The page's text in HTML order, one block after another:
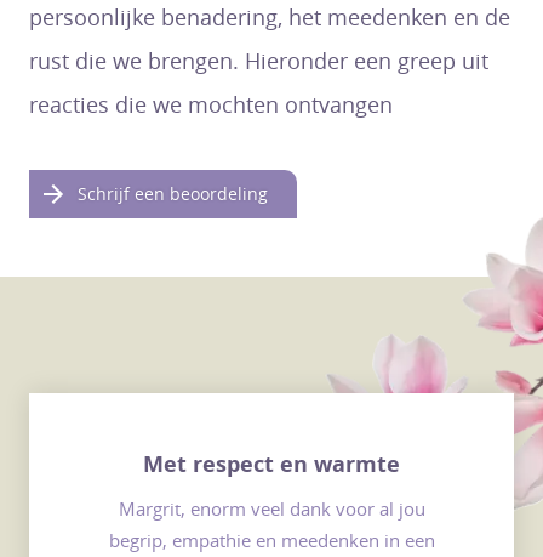
persoonlijke benadering, het meedenken en de
rust die we brengen. Hieronder een greep uit
reacties die we mochten ontvangen
Schrijf een beoordeling
Met respect en warmte
Margrit, enorm veel dank voor al jou
begrip, empathie en meedenken in een